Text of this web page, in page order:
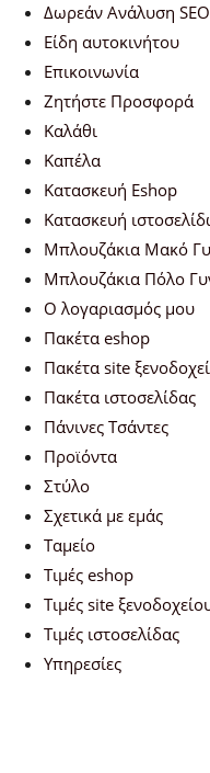
Δωρεάν Ανάλυση SEO
Είδη αυτοκινήτου
Επικοινωνία
Ζητήστε Προσφορά
Καλάθι
Καπέλα
Κατασκευή Eshop
Κατασκευή
Μπλουζάκια Μακό
Μπλουζάκια Πόλο
Ο λογαριασμός μου
Πακέτα eshop
Πακέτα site
Πακέτα ιστοσελίδας
Πάνινες Τσάντες
Προϊόντα
Στύλο
Σχετικά με εμάς
Ταμείο
Τιμές eshop
Τιμές site
Τιμές ιστοσελίδας
Υπηρεσίες